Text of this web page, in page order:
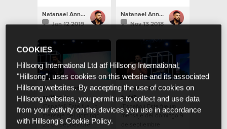
Natanael Annacondia
Jan 12 2019
Natanael Annacondia
Nov 13 2018
(Español) Estas
calificado
(Español) Este fue un
mensaje del domingo
23 de septiembre
(Español) Donde esta
tu fé?
(Español) Este fue un
mensaje del domingo 9
COOKIES
Hillsong International Ltd atf Hillsong International,
"Hillsong", uses cookies on this website and its associated
Hillsong websites. By accepting the use of cookies on
Hillsong websites, you permit us to collect and use data
from your activity on the devices you use in accordance
with Hillsong's Cookie Policy.